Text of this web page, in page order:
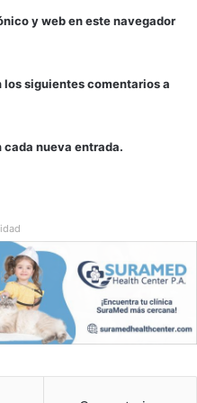
y web en este navegador
siguientes comentarios a
nueva entrada.